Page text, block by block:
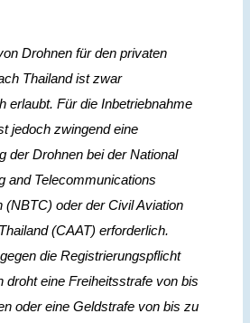
Drohnen für den privaten
Thailand ist zwar
erlaubt. Für die Inbetriebnahme
jedoch zwingend eine
der Drohnen bei der National
and Telecommunications
(NBTC) oder der Civil Aviation
(CAAT) erforderlich.
die Registrierungspflicht
droht eine Freiheitsstrafe von bis
oder eine Geldstrafe von bis zu